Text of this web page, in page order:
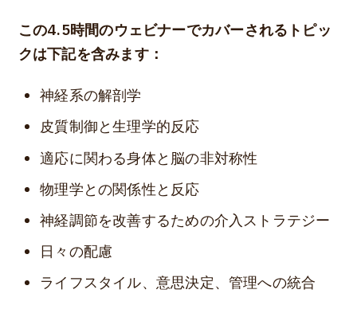
この4.5時間のウェビナーでカバーされるトピッ
クは下記を含みます：
神経系の解剖学
皮質制御と生理学的反応
適応に関わる身体と脳の非対称性
物理学との関係性と反応
神経調節を改善するための介入ストラテジー
日々の配慮
ライフスタイル、意思決定、管理への統合